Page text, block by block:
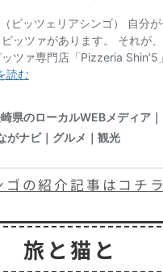
ゴの紹介記事はコチラ
旅と猫と